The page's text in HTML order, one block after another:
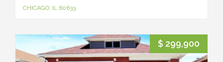
CHICAGO, IL 60633
$ 299,900